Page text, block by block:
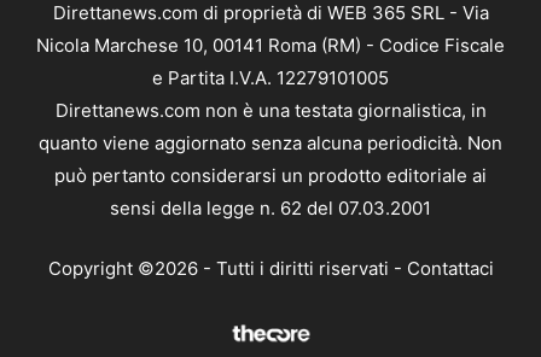
Direttanews.com di proprietà di WEB 365 SRL - Via
Nicola Marchese 10, 00141 Roma (RM) - Codice Fiscale
e Partita I.V.A. 12279101005
Direttanews.com non è una testata giornalistica, in
quanto viene aggiornato senza alcuna periodicità. Non
può pertanto considerarsi un prodotto editoriale ai
sensi della legge n. 62 del 07.03.2001
Copyright ©2026 - Tutti i diritti riservati - Contattaci